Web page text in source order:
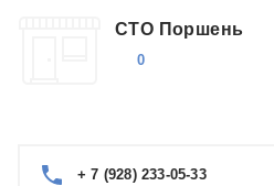
СТО Поршень
0
+ 7 (928) 233-05-33